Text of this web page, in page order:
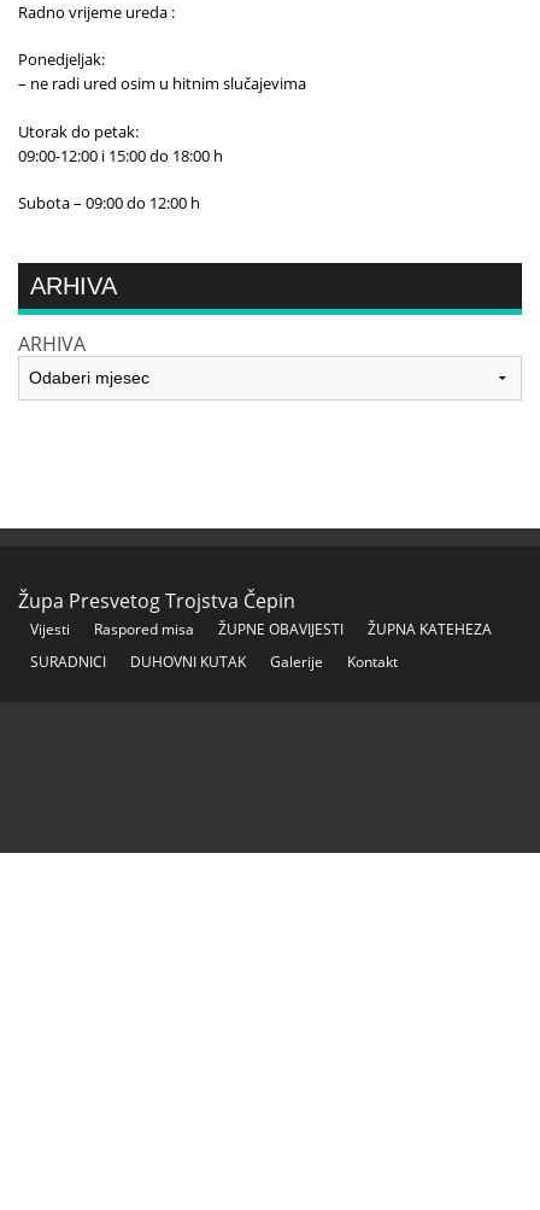
Radno vrijeme ureda :
Ponedjeljak:
– ne radi ured osim u hitnim slučajevima
Utorak do petak:
09:00-12:00 i 15:00 do 18:00 h
Subota – 09:00 do 12:00 h
ARHIVA
ARHIVA
Župa Presvetog Trojstva Čepin
Vijesti Raspored misa ŽUPNE OBAVIJESTI
ŽUPNA KATEHEZA
SURADNICI
DUHOVNI KUTAK Galerije Kontakt